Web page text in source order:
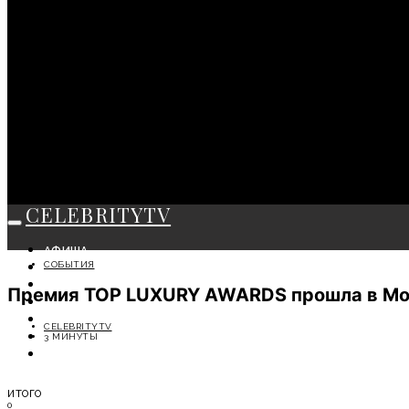
CELEBRITYTV
АФИША
СОБЫТИЯ
КРАСОТА
МОДА
ЛИЧНОСТЬ
ОТДЫХ
СОБЫТИЯ
Премия TOP LUXURY AWARDS прошла в
CELEBRITYTV
3 МИНУТЫ
ИТОГО
0